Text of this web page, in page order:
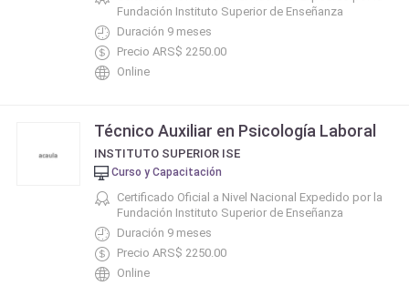
Fundación Instituto Superior de Enseñanza
Duración 9 meses
Precio ARS$ 2250.00
Online
Técnico Auxiliar en Psicología Laboral
INSTITUTO SUPERIOR ISE
Curso y Capacitación
Certificado Oficial a Nivel Nacional Expedido por la
Fundación Instituto Superior de Enseñanza
Duración 9 meses
Precio ARS$ 2250.00
Online